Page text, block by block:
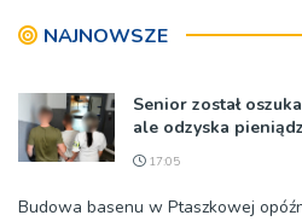
[ZDJĘCIA]
NAJNOWSZE
Senior został
ale odzyska
17:05
Budowa basenu w Ptaszkowej